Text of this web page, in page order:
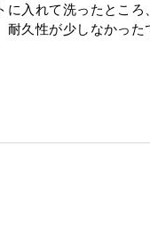
入れて洗ったとこ
久性が少しなかった